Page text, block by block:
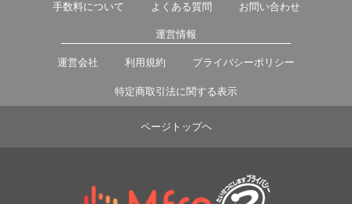
手数料について よくある質問 お問い合わせ
運営情報
運営会社 利用規約 プライバシーポリシー
特定商取引法に関する表示
ページトップヘ